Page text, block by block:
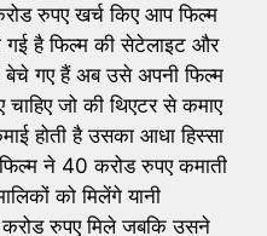
रुपए खर्च किए आप फिल्म
है फिल्म की सेटेलाइट और
गए हैं अब उसे अपनी फिल्म
जो की थिएटर से कमाए
होती है उसका आधा हिस्सा
फिल्म ने 40 करोड रुपए कमाती
को मिलेंगे यानी
रुपए मिले जबकि उसने